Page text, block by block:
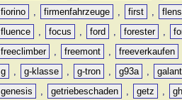
fiorino
, firmenfahrzeuge , first ,
fluence
, focus , ford , forester ,
freeclimber
, freemont , freeverkaufen
g
, g-klasse , g-tron , g93a , galant
genesis
, getriebeschaden , getz ,